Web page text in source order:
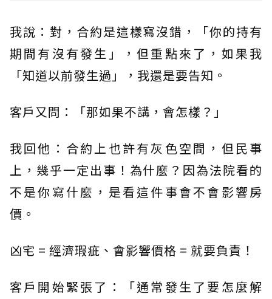
我說：對，合約是這樣寫沒錯，「你的持有
期間有沒有發生」，但重點來了，如果我
「知道以前發生過」，我還是要告知。
客戶又問：「那如果不講，會怎樣？」
我回他：合約上也許有灰色空間，但民事
上，幾乎一定出事！為什麼？因為法院看的
不是你寫什麼，是看這件事會不會影響房
價。
凶宅 = 經濟瑕疵、會影響價格 = 就要負責！
客戶開始緊張了：「通常發生了要怎麼解